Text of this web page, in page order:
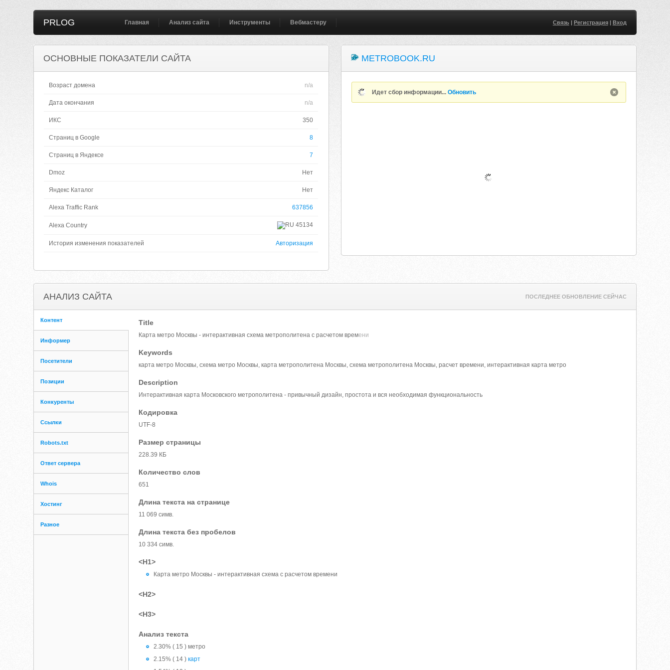
PRLOG Главная Анализ сайта Инструменты Вебмастеру Связь| Регистрация| Вход
ОСНОВНЫЕ ПОКАЗАТЕЛИ САЙТА
Возраст домена n/a
Дата окончания n/a
ИКС 350
Страниц в Google 8
Страниц в Яндексе 7
Dmoz Нет
Яндекс Каталог Нет
Alexa Traffic Rank 637856
Alexa Country 45134
История изменения показателей Авторизация
METROBOOK.RU
Идет сбор информации...Обновить
АНАЛИЗ САЙТА ПОСЛЕДНЕЕ ОБНОВЛЕНИЕ СЕЙЧАС
Контент
Информер
Посетители
Позиции
Конкуренты
Ссылки
Robots.txt
Ответ сервера
Whois
Хостинг
Разное
Title
Карта метро Москвы - интерактивная схема метрополитена с расчетом времени
Keywords
карта метро Москвы, схема метро Москвы, карта метрополитена Москвы, схема метрополитена Москвы, расчет времени, интерактивная карта метро
Description
Интерактивная карта Московского метрополитена - привычный дизайн, простота и вся необходимая функциональность
Кодировка
UTF-8
Размер страницы
228.39 КБ
Количество слов
651
Длина текста на странице
11 069 симв.
Длина текста без пробелов
10 334 симв.
<H1>
Карта метро Москвы - интерактивная схема с расчетом времени
<H2>
<H3>
Анализ текста
2.30% ( 15 ) метро
2.15% ( 14 )карт